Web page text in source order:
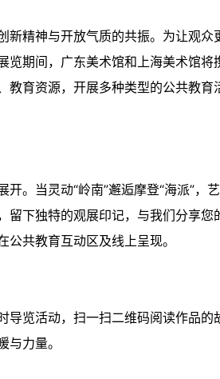
精神与开放气质的共振。为让观众
期间，广东美术馆和上海美术馆将
教育资源，开展多种类型的公共教育
。当灵动“岭南”邂逅摩登“海派”，
下独特的观展印记，与我们分享您
共教育互动区及线上呈现。
导览活动，扫一扫二维码阅读作品
力量。